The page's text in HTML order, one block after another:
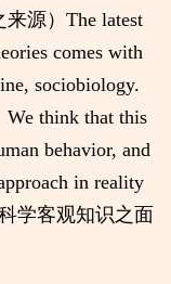
源）The latest
comes with
sociobiology.
think that this
behavior, and
in reality
学客观知识之面